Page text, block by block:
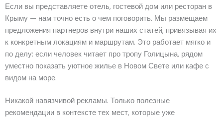
Если вы представляете отель, гостевой дом или ресторан в
Крыму — нам точно есть о чем поговорить. Мы размещаем
предложения партнеров внутри наших статей, привязывая их
к конкретным локациям и маршрутам. Это работает мягко и
по делу: если человек читает про тропу Голицына, рядом
уместно показать уютное жилье в Новом Свете или кафе с
видом на море.
Никакой навязчивой рекламы. Только полезные
рекомендации в контексте тех мест, которые уже